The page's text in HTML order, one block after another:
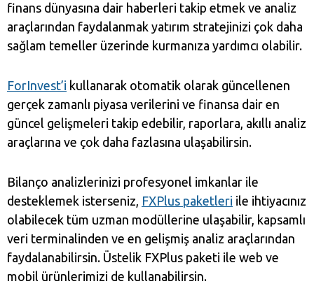
finans dünyasına dair haberleri takip etmek ve analiz
araçlarından faydalanmak yatırım stratejinizi çok daha
sağlam temeller üzerinde kurmanıza yardımcı olabilir.
ForInvest’i kullanarak otomatik olarak güncellenen
gerçek zamanlı piyasa verilerini ve finansa dair en
güncel gelişmeleri takip edebilir, raporlara, akıllı analiz
araçlarına ve çok daha fazlasına ulaşabilirsin.
Bilanço analizlerinizi profesyonel imkanlar ile
desteklemek isterseniz, FXPlus paketleri ile ihtiyacınız
olabilecek tüm uzman modüllerine ulaşabilir, kapsamlı
veri terminalinden ve en gelişmiş analiz araçlarından
faydalanabilirsin. Üstelik FXPlus paketi ile web ve
mobil ürünlerimizi de kullanabilirsin.